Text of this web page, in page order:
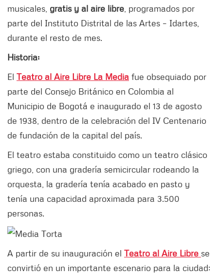
musicales, gratis y al aire libre , programados por
parte del Instituto Distrital de las Artes – Idartes,
durante el resto de mes.
Historia:
El Teatro al Aire Libre La Media fue obsequiado por
parte del Consejo Británico en Colombia al
Municipio de Bogotá e inaugurado el 13 de agosto
de 1938, dentro de la celebración del IV Centenario
de fundación de la capital del país.
El teatro estaba constituido como un teatro clásico
griego, con una gradería semicircular rodeando la
orquesta, la gradería tenía acabado en pasto y
tenía una capacidad aproximada para 3.500
personas.
A partir de su inauguración el Teatro al Aire Libre se
convirtió en un importante escenario para la ciudad;